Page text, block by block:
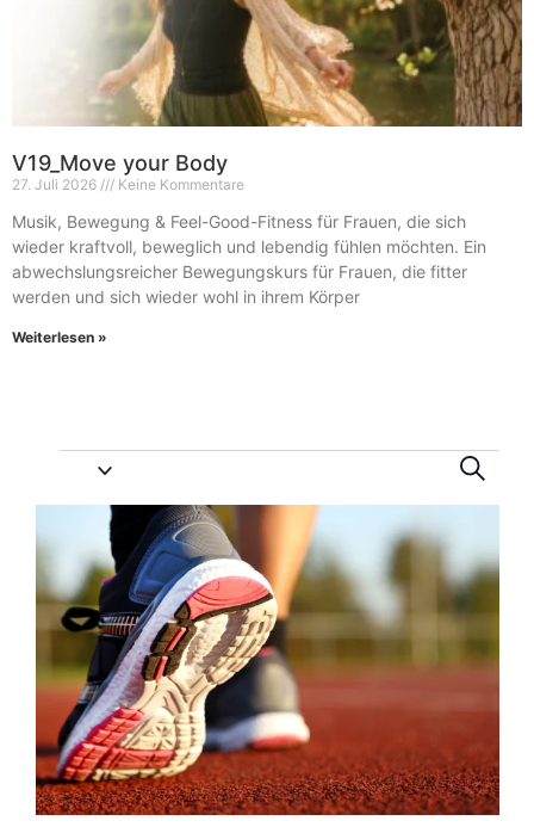
V19_Move your Body
27. Juli 2026 Keine Kommentare
Musik, Bewegung & Feel-Good-Fitness für Frauen, die sich
wieder kraftvoll, beweglich und lebendig fühlen möchten. Ein
abwechslungsreicher Bewegungskurs für Frauen, die fitter
werden und sich wieder wohl in ihrem Körper
Weiterlesen »
und
Suche
List
of
Veranstaltungen
in
Photo
View